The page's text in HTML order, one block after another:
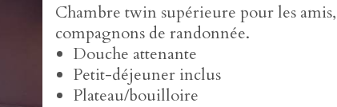
Chambre twin supérieure pour les
compagnons de randonnée.
Douche attenante
Petit-déjeuner inclus
Plateau/bouilloire